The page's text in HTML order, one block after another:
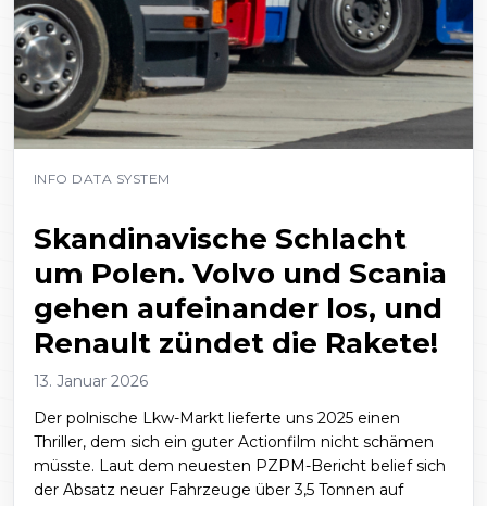
INFO DATA SYSTEM
Skandinavische Schlacht
um Polen. Volvo und Scania
gehen aufeinander los, und
Renault zündet die Rakete!
13. Januar 2026
Der polnische Lkw-Markt lieferte uns 2025 einen
Thriller, dem sich ein guter Actionfilm nicht schämen
müsste. Laut dem neuesten PZPM-Bericht belief sich
der Absatz neuer Fahrzeuge über 3,5 Tonnen auf